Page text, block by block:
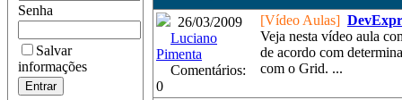
Senha
Salvar
informações
26/03/2009
Luciano
Pimenta
Comentários:
0
[Vídeo Aulas]
Veja nesta vídeo aula
de acordo com
com o Grid. ...